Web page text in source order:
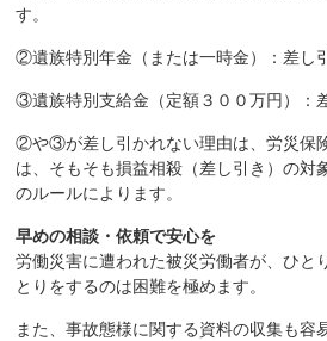
す。
②遺族特別年金（または一時金）：差し
③遺族特別支給金（定額３００万円）：
②や③が差し引かれない理由は、労災保
は、そもそも損益相殺（差し引き）の対
のルールによります。
早めの相談・依頼で安心を
労働災害に遭われた被災労働者が、ひと
とりをするのは困難を極めます。
また、事故態様に関する資料の収集も容